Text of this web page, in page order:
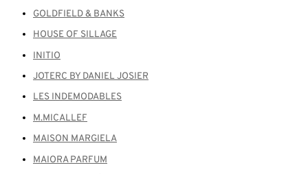
GOLDFIELD & BANKS
HOUSE OF SILLAGE
INITIO
JOTERC BY DANIEL JOSIER
LES INDEMODABLES
M.MICALLEF
MAISON MARGIELA
MAIORA PARFUM